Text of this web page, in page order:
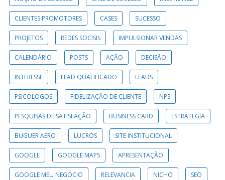
CLIENTES PROMOTORES CASES SUCESSO
PROJETOS REDES SOCISIS IMPULSIONAR VENDAS
CALENDÁRIO POSTS AÇÃO DECISÃO
INTERESSE LEAD QUALIFICADO LEADS
PSICOLOGOS FIDELIZAÇÃO DE CLIENTE NPS
PESQUISAS DE SATISFAÇÃO BUSINESS CARD ESTRATEGIA
BUGUER AERO LUCROS SITE INSTITUCIONAL
GOOGLE GOOGLE MAPS APRESENTAÇÃO
GOOGLE MEU NEGÓCIO RELEVANCIA NICHO SEO